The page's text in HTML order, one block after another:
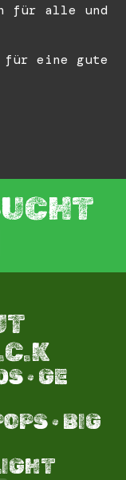
für alle und
eine gute
· GE
· BIG